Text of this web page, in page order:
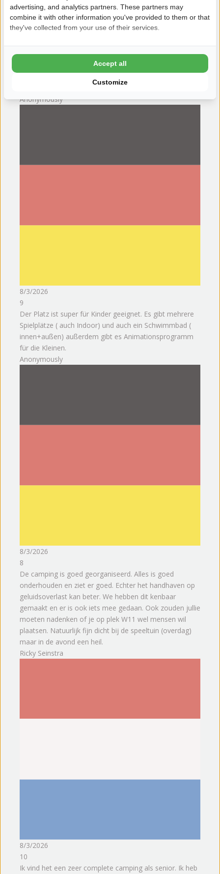
8/3/2026
Anonymously
8/3/2026
9
Der Platz ist super für Kinder geeignet. Es gibt mehrere
Spielplätze ( auch Indoor) und auch ein Schwimmbad (
innen+außen) außerdem gibt es Animationsprogramm
für die Kleinen.
Anonymously
8/3/2026
8
De camping is goed georganiseerd. Alles is goed
onderhouden en ziet er goed. Echter het handhaven op
geluidsoverlast kan beter. We hebben dit kenbaar
gemaakt en er is ook iets mee gedaan. Ook zouden jullie
moeten nadenken of je op plek W11 wel mensen wil
plaatsen. Natuurlijk fijn dicht bij de speeltuin (overdag)
maar in de avond een heil.
Ricky Seinstra
8/3/2026
10
Ik vind het een zeer complete camping als senior. Ik heb
advertising, and analytics partners. These partners may
combine it with other information you've provided to them or that
they've collected from your use of their services.
Customize
Accept all